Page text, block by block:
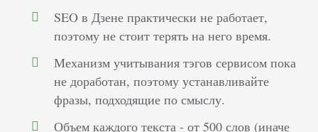
SEO в Дзене практически не работает,
поэтому не стоит терять на него время.
Механизм учитывания тэгов сервисом пока
не доработан, поэтому устанавливайте
фразы, подходящие по смыслу.
Объем каждого текста - от 500 слов (иначе